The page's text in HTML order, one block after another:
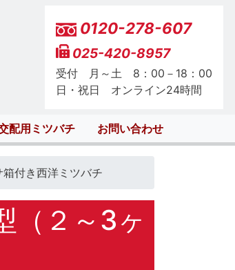
0120-278-607
025-420-8957
受付 月～土 8：00－18：00
日・祝日 オンライン24時間
配用ミツバチ お問い合わせ
付き西洋ミツバチ
（２～3ヶ